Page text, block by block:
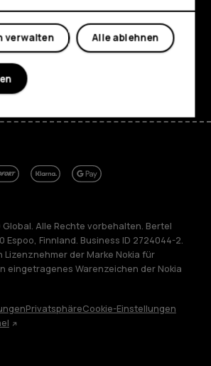
Youtube
Alle Rechte vorbehalten. Bertel
Espoo, Finnland. Business ID 2724044-2.
Lizenznehmer der Marke Nokia für
eingetragenes Warenzeichen der Nokia
PrivatsphäreCookie-Einstellungen
Alle ablehnen
verwalten